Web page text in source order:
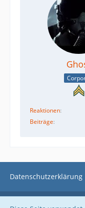
Reaktionen
Beiträge
Datenschutzerklärung